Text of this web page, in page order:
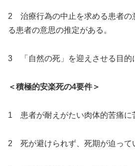
2 治療行為の中止を求める患者の
る患者の意思の推定がある。
3 「自然の死」を迎えさせる目的
＜積極的安楽死の4要件＞
1 患者が耐えがたい肉体的苦痛に
2 死が避けられず、死期が迫って